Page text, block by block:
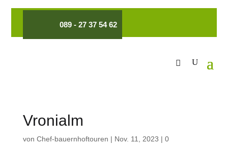
089 - 27 37 54 62
Vronialm
von Chef-bauernhoftouren | Nov. 11, 2023 | 0